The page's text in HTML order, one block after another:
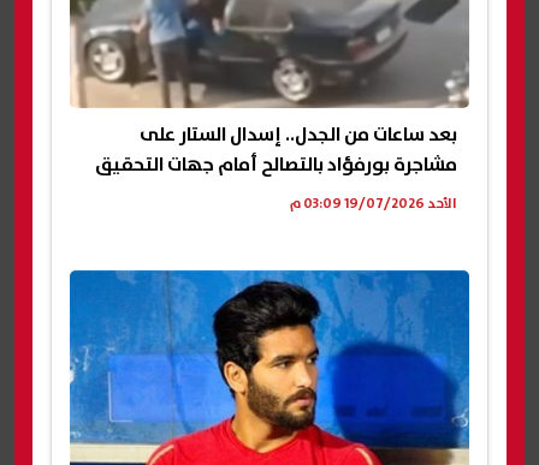
بعد ساعات من الجدل.. إسدال الستار على
مشاجرة بورفؤاد بالتصالح أمام جهات التحقيق
الأحد 19/07/2026 03:09 م